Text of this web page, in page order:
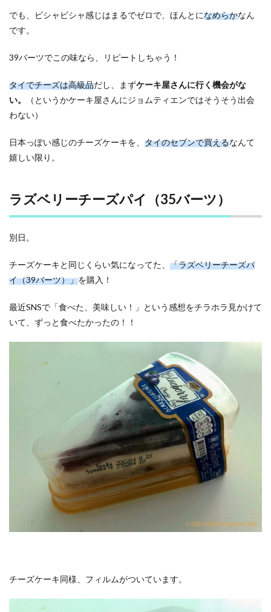
でも、ビシャビシャ感じはまるでゼロで、ほんとになめらかなん
です。
39バーツでこの味なら、リピートしちゃう！
タイでチーズは高級品だし、まずケーキ屋さんに行く機会がな
い。
（というかケーキ屋さんにジョムティエンではそうそう出会
わない）
日本っぽい感じのチーズケーキを、 タイのセブンで買えるなんて
嬉しい限り。
ラズベリーチーズパイ（35バーツ）
別日。
チーズケーキと同じくらい気になってた、 「ラズベリーチーズパ
イ（39バーツ）」を購入！
最近SNSで「食べた、美味しい！」という感想をチラホラ見かけて
いて、ずっと食べたかったの！！
チーズケーキ同様、フィルムがついています。